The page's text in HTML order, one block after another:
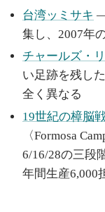
台湾ッミサキ
集し、2007年
チャールズ・
い足跡を残し
全く異なる
19世紀の樟脳
〈Formosa
6/16/28の三段
年間生産6,000